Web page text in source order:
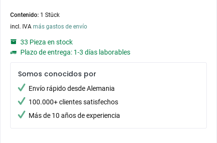
Contenido: 1 Stück
incl. IVA más gastos de envío
33 Pieza en stock
Plazo de entrega: 1-3 días laborables
Somos conocidos por
Envío rápido desde Alemania
100.000+ clientes satisfechos
Más de 10 años de experiencia